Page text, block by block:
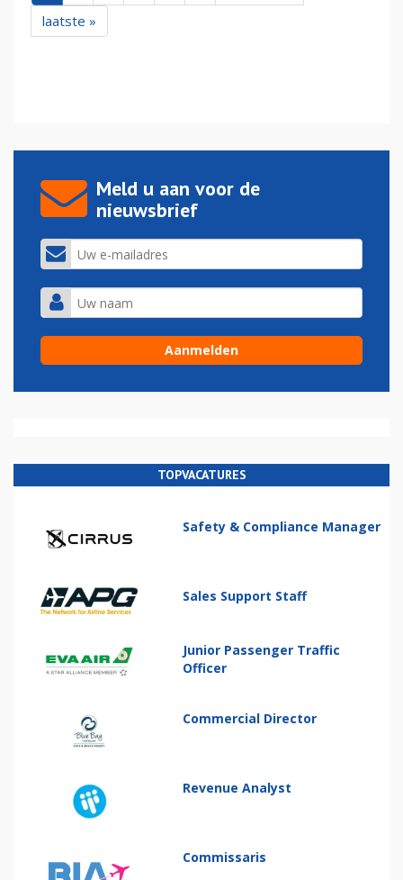
laatste »
Meld u aan voor de
nieuwsbrief
TOPVACATURES
Safety & Compliance Manager
Sales Support Staff
Junior Passenger Traffic
Officer
Commercial Director
Revenue Analyst
Commissaris